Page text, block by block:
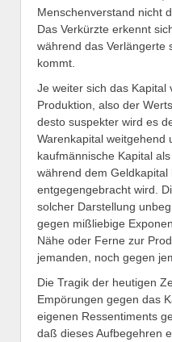
Menschenverstand nicht
Das Verkürzte erkennt
während das Verlängerte
kommt.
Je weiter sich das
Produktion, also der
desto suspekter wird es
Warenkapital weitgehend
kaufmännische Kapital
während dem Geldkapital
entgegengebracht wird.
solcher Darstellung
gegen mißliebige
Nähe oder Ferne zur
jemanden, noch gegen
Die Tragik der heutigen
Empörungen gegen das
eigenen Ressentiments
daß dieses Aufbegehren